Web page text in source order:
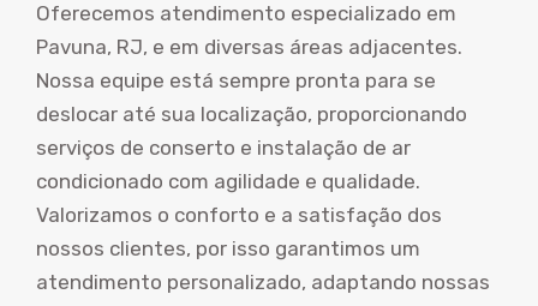
Oferecemos atendimento especializado em
Pavuna, RJ, e em diversas áreas adjacentes.
Nossa equipe está sempre pronta para se
deslocar até sua localização, proporcionando
serviços de conserto e instalação de ar
condicionado com agilidade e qualidade.
Valorizamos o conforto e a satisfação dos
nossos clientes, por isso garantimos um
atendimento personalizado, adaptando nossas